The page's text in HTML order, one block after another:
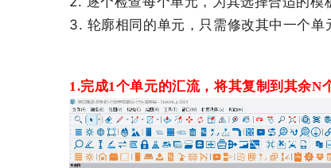
3. 轮廓相同 的单元 ， 只需修改其中一个单
1.完成1个单元的汇流，将其复制到其余N